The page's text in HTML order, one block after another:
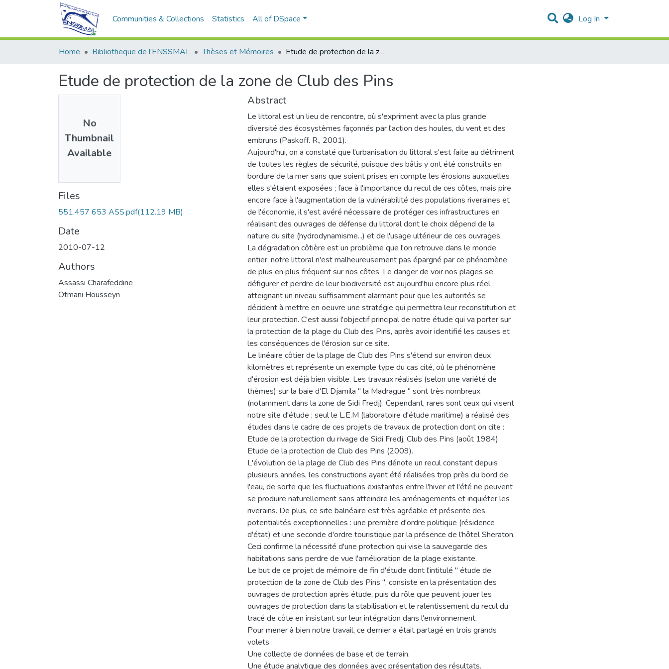
Communities & Collections Statistics All of DSpace Log In
Home Bibliotheque de l’ENSSMAL Thèses et Mémoires Etude de protection de la zone de Club des Pins
Etude de protection de la zone de Club des Pins
No
Thumbnail
Available
Files
551.457 653 ASS.pdf(112.19 MB)
Date
2010-07-12
Authors
Assassi Charafeddine
Otmani Housseyn
Abstract
Le littoral est un lieu de rencontre, où s'expriment avec la plus grande
diversité des écosystèmes façonnés par l'action des houles, du vent et des
embruns (Paskoff. R., 2001).
Aujourd'hui, on a constaté que l'urbanisation du littoral s'est faite au détriment
de toutes les règles de sécurité, puisque des bâtis y ont été construits en
bordure de la mer sans que soient prises en compte les érosions auxquelles
elles s'étaient exposées ; face à l'importance du recul de ces côtes, mais pire
encore face à l'augmentation de la vulnérabilité des populations riveraines et
de l'économie, il s'est avéré nécessaire de protéger ces infrastructures en
réalisant des ouvrages de défense du littoral dont le choix dépend de la
nature du site (hydrodynamisme...) et de l'usage ultérieur de ces ouvrages.
La dégradation côtière est un problème que l'on retrouve dans le monde
entier, notre littoral n'est malheureusement pas épargné par ce phénomène
de plus en plus fréquent sur nos côtes. Le danger de voir nos plages se
défigurer et perdre de leur biodiversité est aujourd'hui encore plus réel,
atteignant un niveau suffisamment alarmant pour que les autorités se
décident à mettre en oeuvre une stratégie qui permettra leur reconstitution et
leur protection. C'est aussi l'objectif principal de notre étude qui va porter sur
la protection de la plage du Club des Pins, après avoir identifié les causes et
les conséquences de l'érosion sur ce site.
Le linéaire côtier de la plage de Club des Pins s'étend sur environ deux
kilomètres et représente un exemple type du cas cité, où le phénomène
d'érosion est déjà bien visible. Les travaux réalisés (selon une variété de
thèmes) sur la baie d'El Djamila " la Madrague " sont très nombreux
(notamment dans la zone de Sidi Fredj). Cependant, rares sont ceux qui visent
notre site d'étude ; seul le L.E.M (laboratoire d'étude maritime) a réalisé des
études dans le cadre de ces projets de travaux de protection dont on cite :
Etude de la protection du rivage de Sidi Fredj, Club des Pins (août 1984).
Etude de la protection de Club des Pins (2009).
L'évolution de la plage de Club des Pins dénote un recul constant depuis
plusieurs années, les constructions ayant été réalisées trop près du bord de
l'eau, de sorte que les fluctuations existantes entre l'hiver et l'été ne peuvent
se produire naturellement sans atteindre les aménagements et inquiéter les
riverains. De plus, ce site balnéaire est très agréable et présente des
potentialités exceptionnelles : une première d'ordre politique (résidence
d'état) et une seconde d'ordre touristique par la présence de l'hôtel Sheraton.
Ceci confirme la nécessité d'une protection qui vise la sauvegarde des
habitations sans perdre de vue l'amélioration de la plage existante.
Le but de ce projet de mémoire de fin d'étude dont l'intitulé " étude de
protection de la zone de Club des Pins ", consiste en la présentation des
ouvrages de protection après étude, puis du rôle que peuvent jouer les
ouvrages de protection dans la stabilisation et le ralentissement du recul du
tracé de côte en insistant sur leur intégration dans l'environnement.
Pour mener à bien notre travail, ce dernier a était partagé en trois grands
volets :
Une collecte de données de base et de terrain.
Une étude analytique des données avec présentation des résultats.